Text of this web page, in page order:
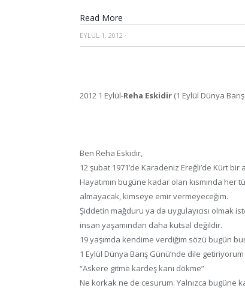
Read More
EYLÜL 1, 2012 ·
2012 1 Eylül-Reha Eskidir (1 Eylül Dünya
Ben Reha Eskidır,
12 şubat 1971’de Karadeniz Ereğli’de Kürt
Hayatımın bugüne kadar olan kısmında
almayacak, kimseye emir vermeyeceğim.
Şiddetin mağduru ya da uygulayıcısı olmak
insan yaşamından daha kutsal değildir.
19 yaşımda kendime verdiğim sözü bugün
1 Eylül Dünya Barış Günü’nde dile getiriyorum
“Askere gitme kardeş kanı dökme”
Ne korkak ne de cesurum. Yalnızca bugüne